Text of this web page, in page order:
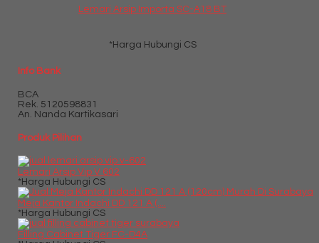
Lemari Arsip Importa SC-A18 BT
*Harga Hubungi CS
Info Bank
BCA
Rek. 5120598831
An. Nanda Kartikasari
Produk Pilihan
Lemari Arsip Vip V 602
*Harga Hubungi CS
Meja Kantor Indachi DD 121 A (....
*Harga Hubungi CS
Filling Cabinet Tiger FC-D4A